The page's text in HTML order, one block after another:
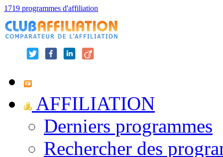
1719 programmes d'affiliation
AFFILIATION
Derniers programmes
Rechercher des